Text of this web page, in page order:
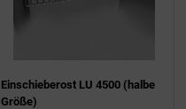
Einschieberost LU 4500 (halbe
Größe)